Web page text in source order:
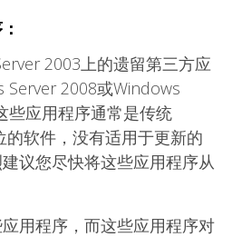
2003上的遗留第三方应
Server 2008或Windows
些应用程序通常是传统
的软件，没有适用于更新的
议您尽快将这些应用程序从
用程序，而这些应用程序对